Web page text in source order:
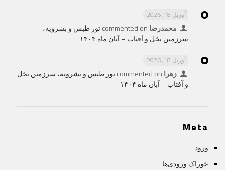
آوریل 18, 2026
محمدرضا
تور طبس و بشرویه،
سرزمین نخل و آفتاب – آبان ماه ۱۴۰۴
آوریل 18, 2026
زهرا
تور طبس و بشرویه، سرزمین نخل
و آفتاب – آبان ماه ۱۴۰۴
Meta
ورود
خوراک ورودی‌ها